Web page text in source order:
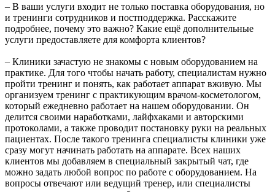
– В ваши услуги входит не только поставка оборудования, но
и тренинги сотрудников и постподдержка. Расскажите
подробнее, почему это важно? Какие ещё дополнительные
услуги предоставляете для комфорта клиентов?
– Клиники зачастую не знакомы с новым оборудованием на
практике. Для того чтобы начать работу, специалистам нужно
пройти тренинг и понять, как работает аппарат вживую. Мы
организуем тренинг с практикующим врачом-косметологом,
который ежедневно работает на нашем оборудовании. Он
делится своими наработками, лайфхаками и авторскими
протоколами, а также проводит постановку руки на реальных
пациентах. После такого тренинга специалисты клиники уже
сразу могут начинать работать на аппарате. Всех наших
клиентов мы добавляем в специальный закрытый чат, где
можно задать любой вопрос по работе с оборудованием. На
вопросы отвечают или ведущий тренер, или специалисты